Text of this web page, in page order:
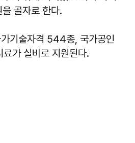
골자로 한다.
기술자격 544종, 국가공인
가 실비로 지원된다.